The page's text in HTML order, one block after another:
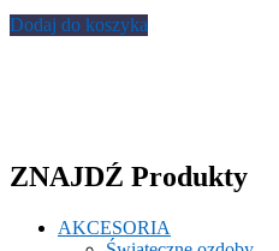
Dodaj do koszyka
ZNAJDŹ Produkty
AKCESORIA